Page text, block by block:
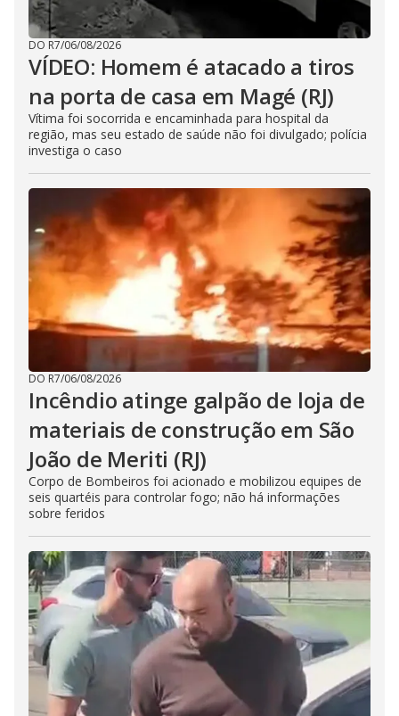
DO R7/06/08/2026
VÍDEO: Homem é atacado a tiros
na porta de casa em Magé (RJ)
Vítima foi socorrida e encaminhada para hospital da
região, mas seu estado de saúde não foi divulgado; polícia
investiga o caso
DO R7/06/08/2026
Incêndio atinge galpão de loja de
materiais de construção em São
João de Meriti (RJ)
Corpo de Bombeiros foi acionado e mobilizou equipes de
seis quartéis para controlar fogo; não há informações
sobre feridos